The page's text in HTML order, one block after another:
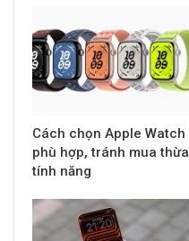
Cách chọn Apple Watch
phù hợp, tránh mua thừa
tính năng